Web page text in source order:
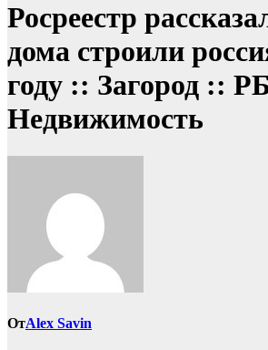
Росреестр
дома строили
году :: Загород ::
Недвижимость
ОтAlex Savin